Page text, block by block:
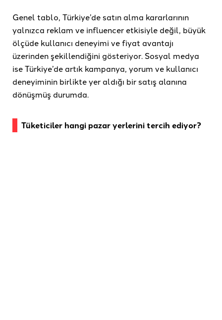
Genel tablo, Türkiye’de satın alma kararlarının
yalnızca reklam ve influencer etkisiyle değil, büyük
ölçüde kullanıcı deneyimi ve fiyat avantajı
üzerinden şekillendiğini gösteriyor. Sosyal medya
ise Türkiye’de artık kampanya, yorum ve kullanıcı
deneyiminin birlikte yer aldığı bir satış alanına
dönüşmüş durumda.
Tüketiciler hangi pazar yerlerini tercih ediyor?